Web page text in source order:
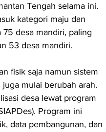
Tengah selama ini.
kategori maju dan
desa mandiri, paling
53 desa mandiri.
fisik saja namun sistem
mulai berubah arah.
desa lewat program
Program ini
data pembangunan, dan